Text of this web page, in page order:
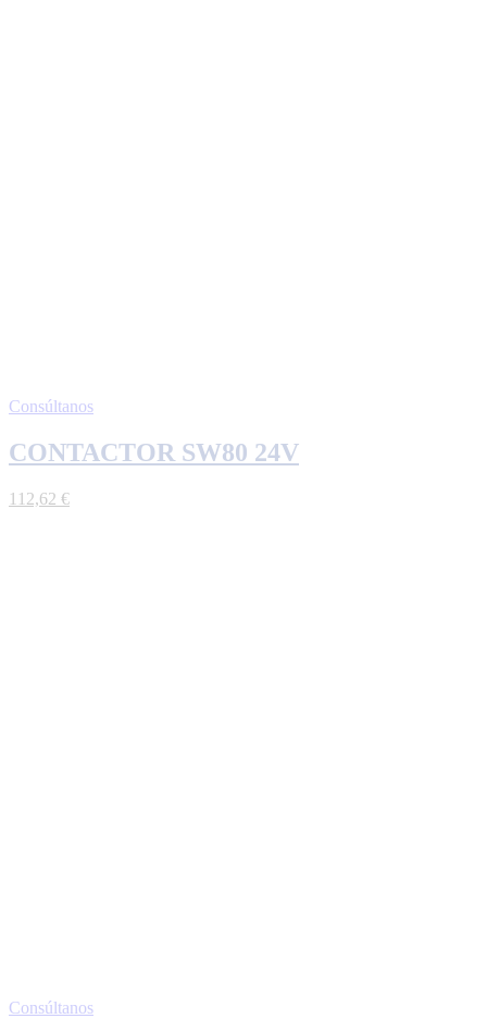
Consúltanos
CONTACTOR SW80 24V
112,62 €
Consúltanos